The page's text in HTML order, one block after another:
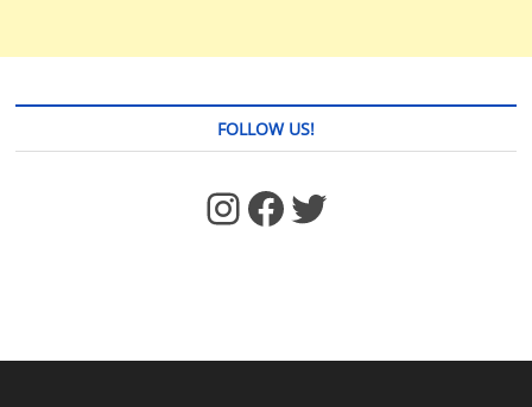
FOLLOW US!
https://www.facebook.com/jstages/ Facebook Twitter